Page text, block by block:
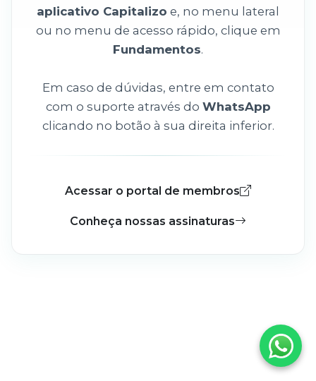
aplicativo Capitalizo e, no menu lateral
ou no menu de acesso rápido, clique em
Fundamentos.
Em caso de dúvidas, entre em contato
com o suporte através do WhatsApp
clicando no botão à sua direita inferior.
Acessar o portal de membros
Conheça nossas assinaturas